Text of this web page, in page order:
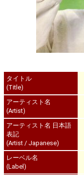
タイトル
(Title)
アーティスト名
(Artist)
アーティスト名 日本語
表記
(Artist / Japanese)
レーベル名
(Label)